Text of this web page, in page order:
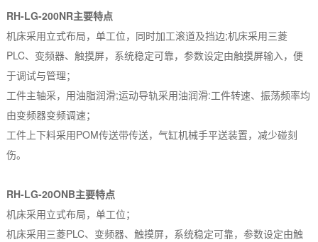
RH-LG-200NR主要特点
机床采用立式布局，单工位，同时加工滚道及挡边;机床采用三菱
PLC、变频器、触摸屏，系统稳定可靠，参数设定由触摸屏输入，便
于调试与管理；
工件主轴采，用油脂润滑;运动导轨采用油润滑:工件转速、振荡频率均
由变频器变频调速；
工件上下料采用POM传送带传送，气缸机械手平送装置，减少碰刻
伤。
RH-LG-20ONB主要特点
机床采用立式布局，单工位；
机床采用三菱PLC、变频器、触摸屏，系统稳定可靠，参数设定由触